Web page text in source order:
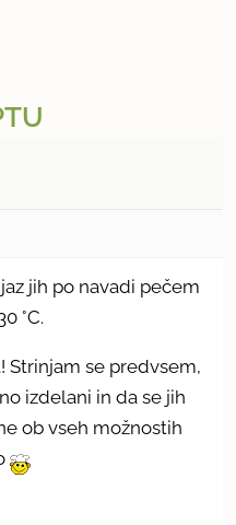
jih po navadi pečem
°C.
Strinjam se predvsem,
izdelani in da se jih
ob vseh možnostih